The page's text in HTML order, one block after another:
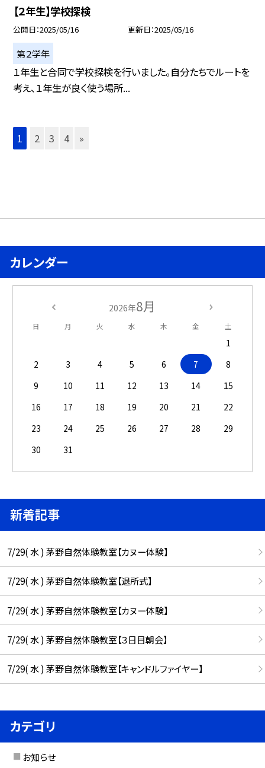
【２年生】学校探検
公開日 2025/05/16 更新日 2025/05/16
第２学年
１年生と合同で学校探検を行いました。自分たちでルートを
考え、１年生が良く使う場所...
1 2 3 4 »
カレンダー
2026年8月
日 月 火 水 木 金 土
1
2
3 4 5 6 7
8
9
10 11 12 13 14
15
16
17 18 19 20 21
22
23
24 25 26 27 28
29
30
31
新着記事
7/29( 水 ) 茅野自然体験教室【カヌー体験】
7/29( 水 ) 茅野自然体験教室【退所式】
7/29( 水 ) 茅野自然体験教室【カヌー体験】
7/29( 水 ) 茅野自然体験教室【３日目朝会】
7/29( 水 ) 茅野自然体験教室【キャンドルファイヤー】
カテゴリ
お知らせ